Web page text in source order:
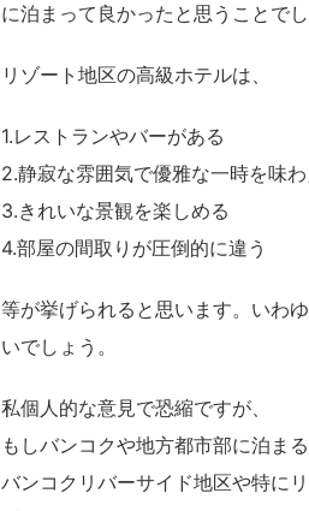
に泊まって良かったと思うことで
リゾート地区の高級ホテルは、
1.レストランやバーがある
2.静寂な雰囲気で優雅な一時を味
3.きれいな景観を楽しめる
4.部屋の間取りが圧倒的に違う
等が挙げられると思います。いわ
いでしょう。
私個人的な意見で恐縮ですが、
もしバンコクや地方都市部に泊ま
バンコクリバーサイド地区や特に